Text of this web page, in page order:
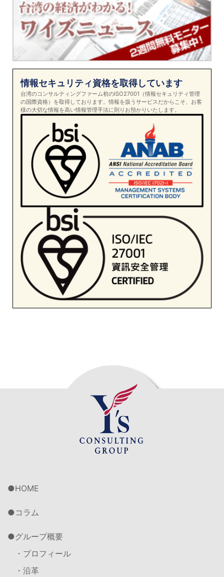
情報セキュリティ資格を取得しています
台湾のコンサルティングファーム初のISO27001（情報セキュリティ管理
の国際資格）を取得しております。情報を扱うサービスだからこそ、お客
様の大切な情報を高い情報管理手法に則りお預かりいたします。
HOME
コラム
グループ概要
・プロフィール
・沿革